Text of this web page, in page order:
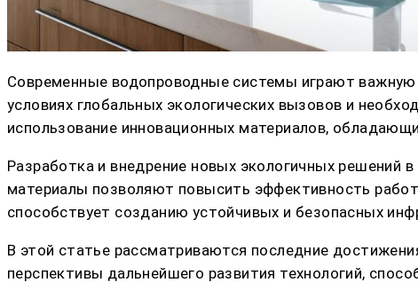
Современные водопроводные системы играют важную
условиях глобальных экологических вызовов и
использование инновационных материалов,
Разработка и внедрение новых экологичных решений
материалы позволяют повысить эффективность
способствует созданию устойчивых и безопасных
В этой статье рассматриваются последние
перспективы дальнейшего развития технологий,